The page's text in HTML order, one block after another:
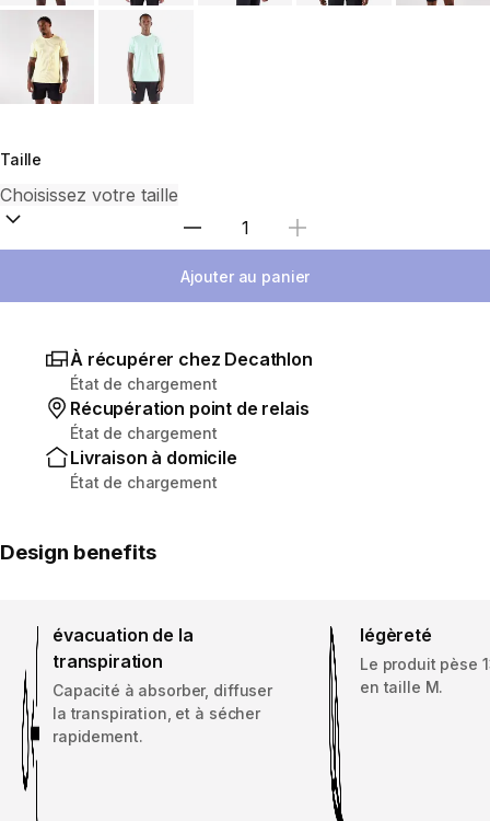
Taille
Sélectionnez la quantité
Ajouter au panier
À récupérer chez Decathlon
État de chargement
Récupération point de relais
État de chargement
Livraison à domicile
État de chargement
Design benefits
évacuation de la
transpiration
Capacité à absorber, diffuser
la transpiration, et à sécher
rapidement.
légèreté
Le produit pèse
en taille M.